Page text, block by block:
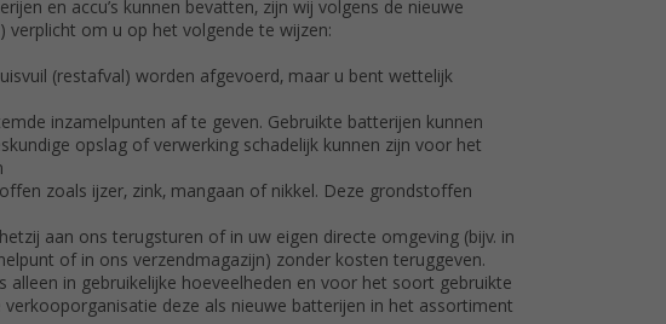
en accu’s kunnen bevatten, zijn wij volgens de nieuwe
verplicht om u op het volgende te wijzen:
(restafval) worden afgevoerd, maar u bent wettelijk
inzamelpunten af te geven. Gebruikte batterijen kunnen
opslag of verwerking schadelijk kunnen zijn voor het
zoals ijzer, zink, mangaan of nikkel. Deze grondstoffen
aan ons terugsturen of in uw eigen directe omgeving (bijv. in
of in ons verzendmagazijn) zonder kosten teruggeven.
alleen in gebruikelijke hoeveelheden en voor het soort gebruikte
deze als nieuwe batterijen in het assortiment